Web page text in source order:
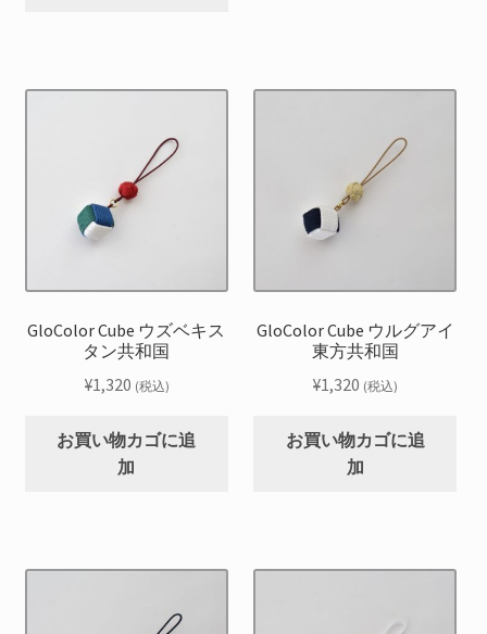
GloColor Cube ウズベキス
タン共和国
¥1,320 (税込)
お買い物カゴに追
加
GloColor Cube ウルグアイ
東方共和国
¥1,320 (税込)
お買い物カゴに追
加